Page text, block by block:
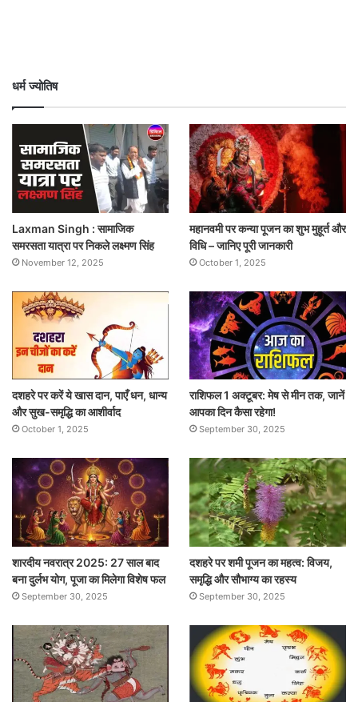
धर्म ज्योतिष
Laxman Singh : सामाजिक
समरसता यात्रा पर निकले लक्ष्मण सिंह
November 12, 2025
महानवमी पर कन्या पूजन का शुभ मुहूर्त और
विधि – जानिए पूरी जानकारी
October 1, 2025
दशहरे पर करें ये खास दान, पाएँ धन, धान्य
और सुख-समृद्धि का आशीर्वाद
October 1, 2025
राशिफल 1 अक्टूबर: मेष से मीन तक, जानें
आपका दिन कैसा रहेगा!
September 30, 2025
शारदीय नवरात्र 2025: 27 साल बाद
बना दुर्लभ योग, पूजा का मिलेगा विशेष फल
September 30, 2025
दशहरे पर शमी पूजन का महत्व: विजय,
समृद्धि और सौभाग्य का रहस्य
September 30, 2025